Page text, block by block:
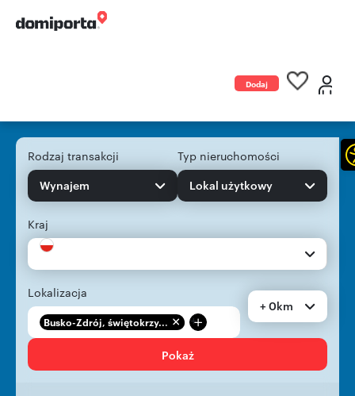
Dodaj
Rodzaj transakcji
Wynajem
Typ nieruchomości
Lokal użytkowy
Kraj
Lokalizacja
Busko-Zdrój, świętokrzy... +
+ 0km
Pokaż